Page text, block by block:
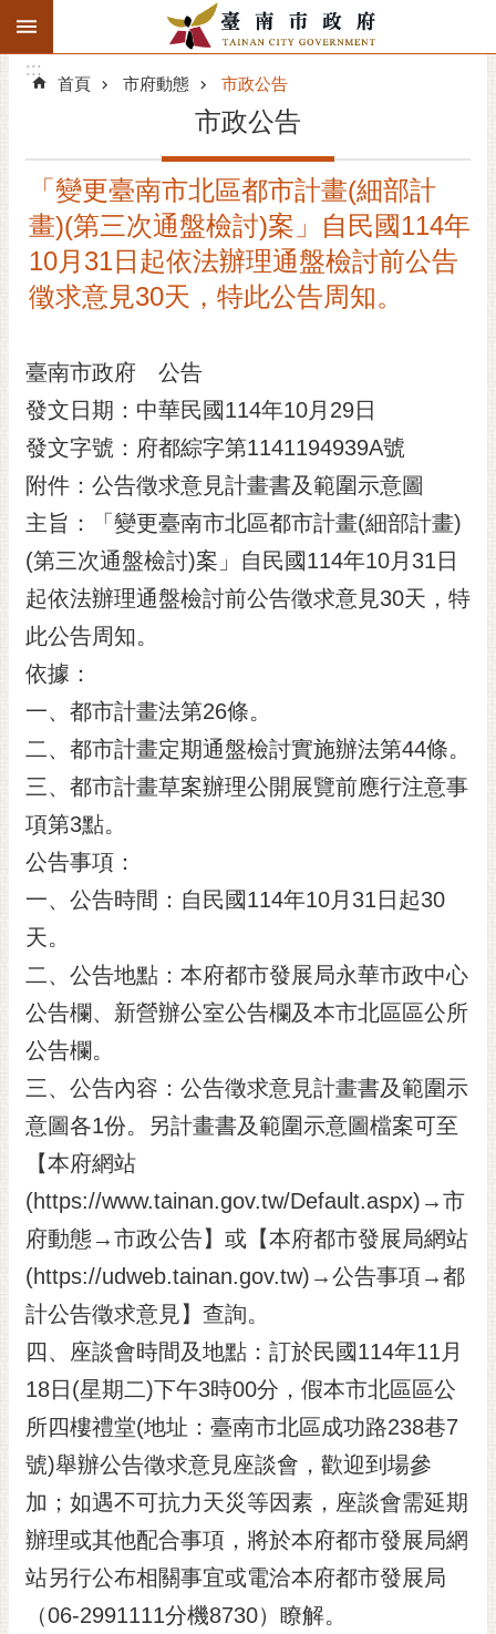
跳到主要內容區塊
搜
階
精彩府城
市府動態
市府團隊
主題服務
市政資訊
市民互動
黃
偉
哲
光
花
桐
祭
站
導
訂
閱
RSS
訂
閱
子
市
民
信
箱
English
日
本
語
隱
私
權
及
安
全
:::
:::
首頁 市府動態 市政公告
市政公告
「變更臺南市北區都市計畫(細部計
畫)(第三次通盤檢討)案」自民國114年
10月31日起依法辦理通盤檢討前公告
徵求意見30天，特此公告周知。
臺南市政府 公告
發文日期：中華民國114年10月29日
發文字號：府都綜字第1141194939A號
附件：公告徵求意見計畫書及範圍示意圖
主旨：「變更臺南市北區都市計畫(細部計畫)
(第三次通盤檢討)案」自民國114年10月31日
起依法辦理通盤檢討前公告徵求意見30天，特
此公告周知。
依據：
一、都市計畫法第26條。
二、都市計畫定期通盤檢討實施辦法第44條。
三、都市計畫草案辦理公開展覽前應行注意事
項第3點。
公告事項：
一、公告時間：自民國114年10月31日起30
天。
二、公告地點：本府都市發展局永華市政中心
公告欄、新營辦公室公告欄及本市北區區公所
公告欄。
三、公告內容：公告徵求意見計畫書及範圍示
意圖各1份。另計畫書及範圍示意圖檔案可至
【本府網站
(https://www.tainan.gov.tw/Default.aspx)→市
府動態→市政公告】或【本府都市發展局網站
(https://udweb.tainan.gov.tw)→公告事項→都
計公告徵求意見】查詢。
四、座談會時間及地點：訂於民國114年11月
18日(星期二)下午3時00分，假本市北區區公
所四樓禮堂(地址：臺南市北區成功路238巷7
號)舉辦公告徵求意見座談會，歡迎到場參
加；如遇不可抗力天災等因素，座談會需延期
辦理或其他配合事項，將於本府都市發展局網
站另行公布相關事宜或電洽本府都市發展局
（06-2991111分機8730）瞭解。